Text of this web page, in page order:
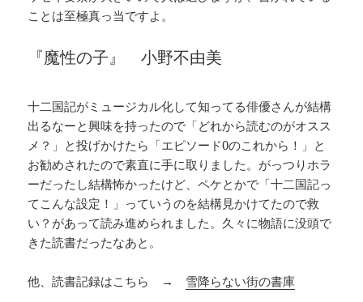
ことは至極真っ当ですよ。
『魔性の子』 小野不由美
十二国記がミュージカル化して知ってる俳優さんが結構
出るなーと興味を持ったので「どれから読むのがオスス
メ？」と投げかけたら「エピソード0のこれから！」と
お勧めされたので素直に手に取りました。がっつりホラ
ーだったし結構怖かったけど、ペケとかで「十二国記っ
てこんな設定！」っていうのを結構見かけてたので救
い？があって読み進められました。久々に物語に没頭で
きた読書だったなあと。
他、読書記録はこちら → 雪降らない街の書庫